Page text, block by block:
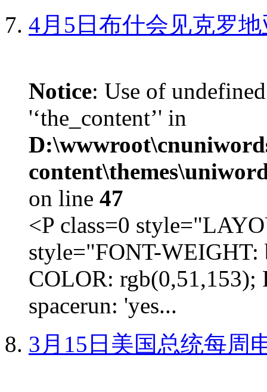
4月5日布什会见克罗
Notice: Use of
'‘the_content’' in
on line 47
<P class=0
style="FONT-
COLOR:
spacerun: 'yes...
3月15日美国总统每周